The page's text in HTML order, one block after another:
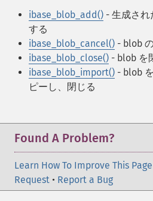
ibase_blob_add() - 生成さ
する
ibase_blob_cancel() - blob
ibase_blob_close() - blob を
ibase_blob_import() - blob
ピーし、閉じる
Found A Problem?
Learn How To Improve This Page
Request • Report a Bug